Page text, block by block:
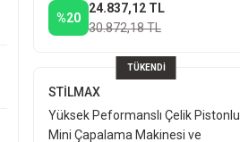
Tekerlekle Dahil
%20
24.837,12 TL
30.872,18 TL
TÜKENDİ
STİLMAX
Yüksek Peformanslı Çelik Pistonlu
Mini Çapalama Makinesi ve